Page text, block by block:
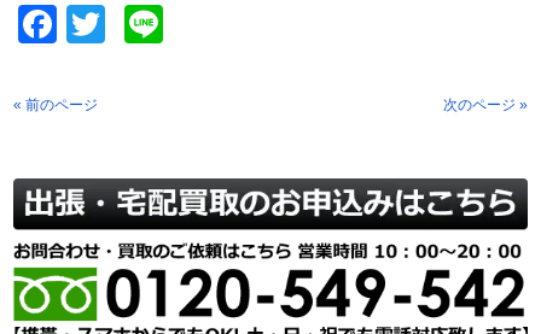
Facebook
Twitter
« 前のページ 次のページ »